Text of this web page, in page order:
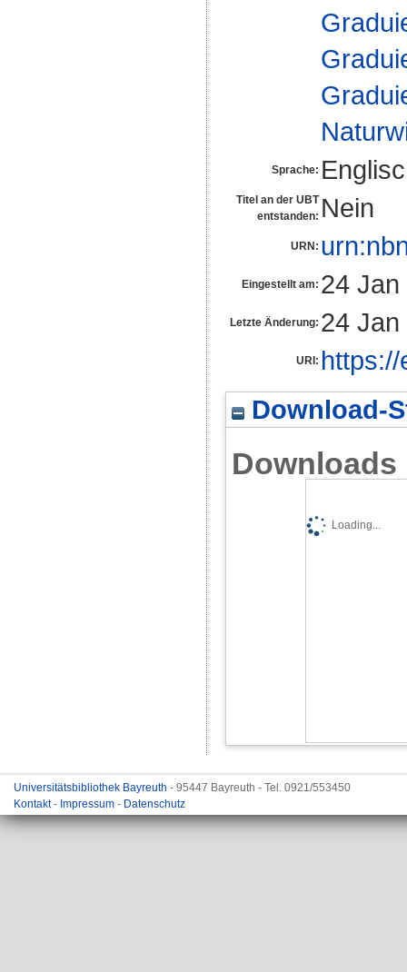
Sprache:
Titel an der UBT
entstanden: Nein
URN:
Eingestellt am: 24
Letzte Änderung: 24
URI:
Download-
Downloads
Loading...
Universitätsbibliothek Bayreuth - 95447 Bayreuth - Tel. 0921/553450
Kontakt- Impressum - Datenschutz